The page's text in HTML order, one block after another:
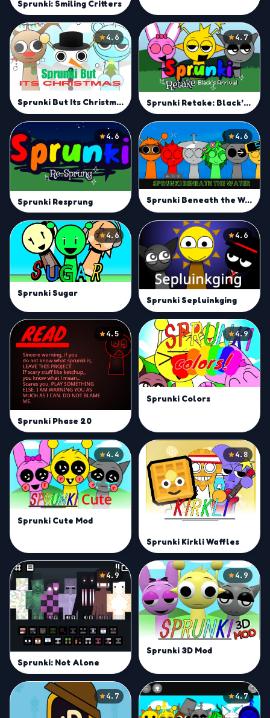
Sprunki: Smiling Critters
4.6
Sprunki But Its Christmas
4.7
Sprunki Retake: Black’s Arrival
4.6
Sprunki Resprung
4.6
Sprunki Beneath the Water
4.6
Sprunki Sugar
4.6
Sprunki Sepluinkging
4.5
Sprunki Phase 20
4.9
Sprunki Colors
4.4
Sprunki Cute Mod
4.8
Sprunki Kirkli Waffles
4.9
Sprunki: Not Alone
4.9
Sprunki 3D Mod
4.7 4.7